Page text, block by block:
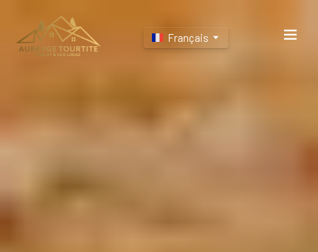
Français